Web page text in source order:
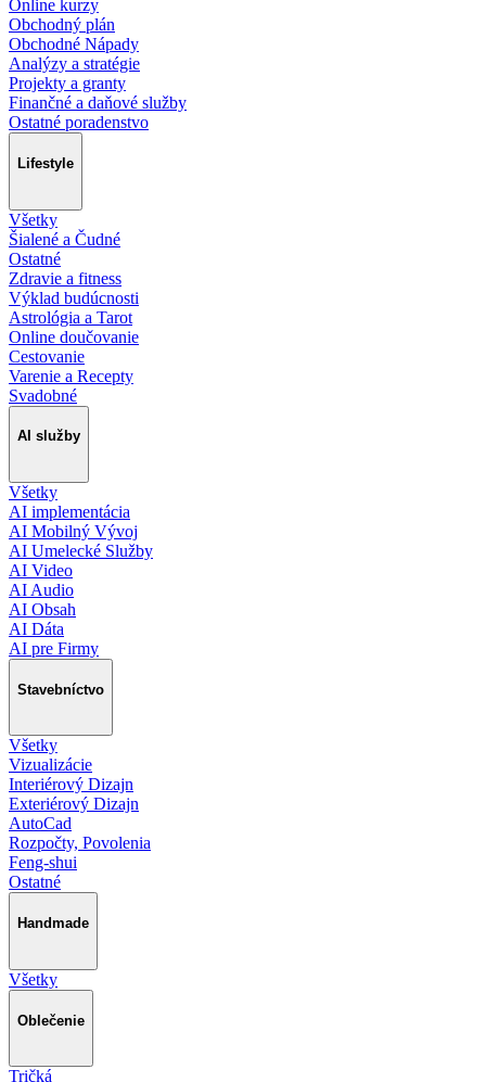
Online kurzy
Obchodný plán
Obchodné Nápady
Analýzy a stratégie
Projekty a granty
Finančné a daňové služby
Ostatné poradenstvo
Lifestyle
Všetky
Šialené a Čudné
Ostatné
Zdravie a fitness
Výklad budúcnosti
Astrológia a Tarot
Online doučovanie
Cestovanie
Varenie a Recepty
Svadobné
AI služby
Všetky
AI implementácia
AI Mobilný Vývoj
AI Umelecké Služby
AI Video
AI Audio
AI Obsah
AI Dáta
AI pre Firmy
Stavebníctvo
Všetky
Vizualizácie
Interiérový Dizajn
Exteriérový Dizajn
AutoCad
Rozpočty, Povolenia
Feng-shui
Ostatné
Handmade
Všetky
Oblečenie
Tričká